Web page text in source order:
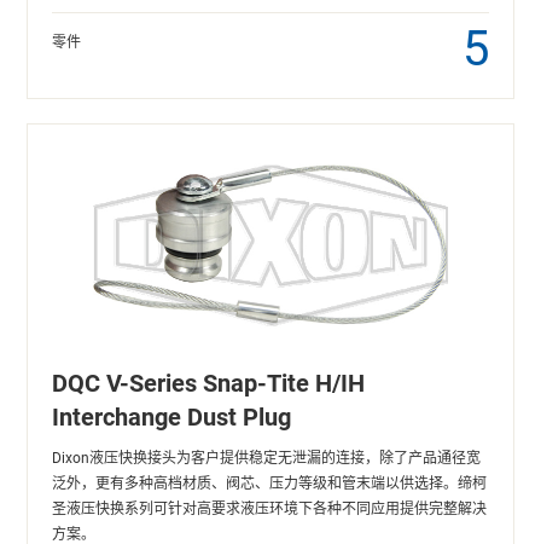
零件 5
DQC V-Series Snap-Tite H/IH
Interchange Dust Plug
Dixon液压快换接头为客户提供稳定无泄漏的连接，除了产品通径宽
泛外，更有多种高档材质、阀芯、压力等级和管末端以供选择。缔柯
圣液压快换系列可针对高要求液压环境下各种不同应用提供完整解决
方案。